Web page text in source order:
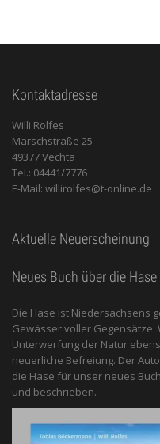
Kontaktadresse
Willi Rolfes
Marschstraße 25
49377 Vechta
Tel.: 04441/7776
E-Mail: willirolfes@t-online.de
Aktuelle Neuerscheinung
Neues Buch über die Hase
Die Hase ist Niedersachsens
Gewässer voller Gegensätze.
Unterwerfung der Natur
neuerliche Befreiung. Der
die Hase für unser neues
und beschrieben.